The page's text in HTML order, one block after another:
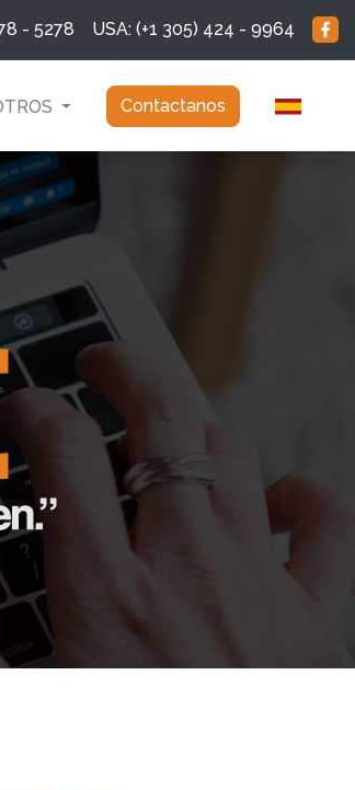
- 5278 USA: (+1 305) 424 - 9964
Contactanos